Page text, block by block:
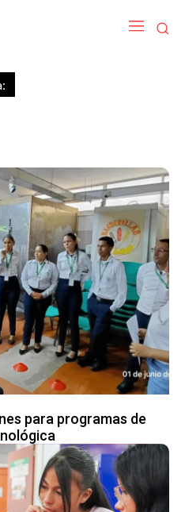
para programas de